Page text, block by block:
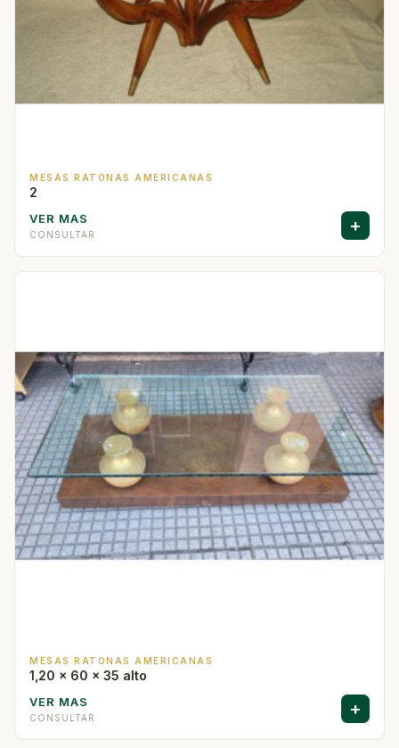
MESAS RATONAS AMERICANAS
2
VER MAS
CONSULTAR +
MESAS RATONAS AMERICANAS
1,20 x 60 x 35 alto
VER MAS
CONSULTAR +